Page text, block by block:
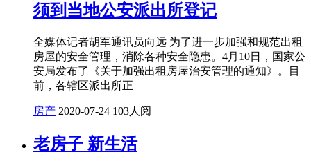
须到当地公安派出所登记
全媒体记者胡军通讯员向远 为了进一步加强和规范出租
房屋的安全管理，消除各种安全隐患。4月10日，国家公
安局发布了《关于加强出租房屋治安管理的通知》。目
前，各辖区派出所正
房产 2020-07-24 103人阅
老房子 新生活